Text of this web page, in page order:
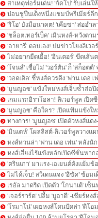
สาเหตุฟอร์มเด่น! 'กัคโป' รับเล่น
บ่อนชูปืนเต็งหนึ่งแชมป์พรีเมียร์ลี
'ริโอ' ยังมีอนาคต! 'เคียซา' ส่ออำ
'ชล็อตเทอร์เบ็ค' เมินหงส์-หวังตา
'อายารี' ตอบเอง! ปมข่าวโยงลิเว
ไม่อยากยืดเยื้อ! 'อินเตอร์' ขีดเส้น
'โจนส์' เชื่อไม่ 'วอร์ตัน' ก็ 'สก็อต
'วอดเดิล' ชี้หงส์ควรดึง 'ฟาน เดอ
'มูนญอซ' แข้งใหม่หงส์เจ็บซ้ำส่อปิ
เกมแรกอิราโอลา! ลิเวอร์พูล เปิด
'มูนญอซ' คือใคร? เปิดแฟ้มแข้งใ
ทางการ! 'มูนญอซ' เปิดตัวหงส์แด
'มินเตห์' โผล่ลิสต์-ลิเวอร์พูลวางแ
หงส์หวนล่า 'ฟาน เดอ เฟน' หลังนั
หงส์เสี่ยงไร้แข้งหลักเปิดซีซั่นหา
'ตรินเกา' มาแรง-เอเยนต์ดังแย้มข้
ไม่ได้เจ็บ! สวีเดนแจง 'อิซัค' ซ้อม
เรอัล มาดริด เปิดตัว 'โกนาเต้' เ
'เจอร์ราร์ด' ปลื้ม 'บูอาดี' -เชียร์หง
'โรมาโน่' เผยหงส์โดนปัดล่า 'ดิโอ